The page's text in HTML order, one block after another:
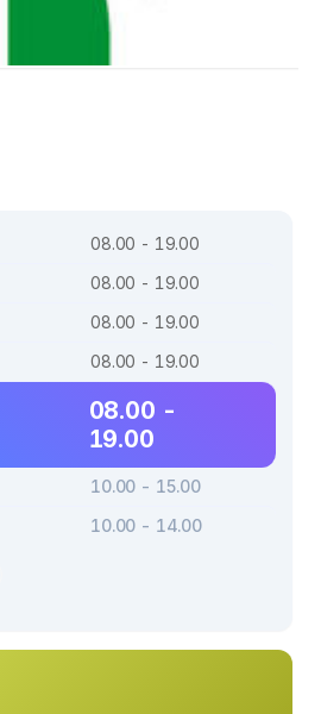
08.00 - 19.00
08.00 - 19.00
08.00 - 19.00
08.00 - 19.00
08.00 -
19.00
10.00 - 15.00
10.00 - 14.00